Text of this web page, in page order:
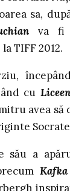
sa,
va fi
TIFF 2012.
cu
avea
său a
Kafka